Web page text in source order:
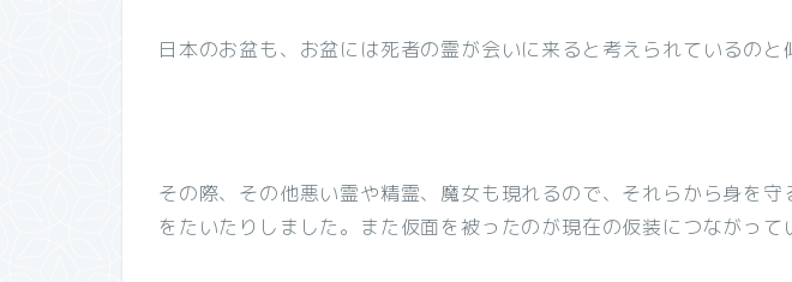
日本のお盆も、お盆には死者の霊が会いに来ると考えられているのと
その際、その他悪い霊や精霊、魔女も現れるので、それらから身を
をたいたりしました。また仮面を被ったのが現在の仮装につながって